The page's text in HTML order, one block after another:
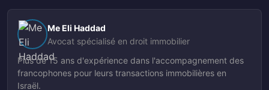
Me Eli Haddad
Avocat spécialisé en droit immobilier
Plus de 15 ans d'expérience dans l'accompagnement des
francophones pour leurs transactions immobilières en
Israël.